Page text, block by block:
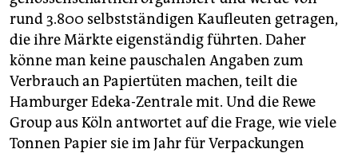
rund 3.800 selbstständigen Kaufleuten getragen,
die ihre Märkte eigenständig führten. Daher
könne man keine pauschalen Angaben zum
Verbrauch an Papiertüten machen, teilt die
Hamburger Edeka-Zentrale mit. Und die Rewe
Group aus Köln antwortet auf die Frage, wie viele
Tonnen Papier sie im Jahr für Verpackungen